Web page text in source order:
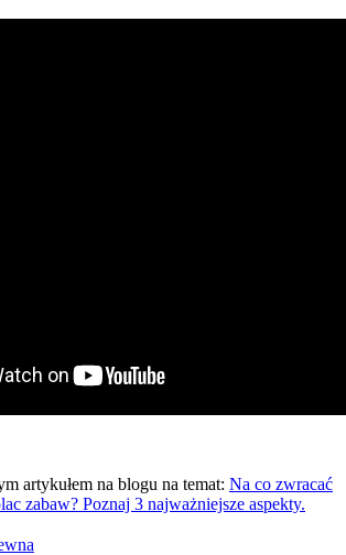
artykułem na blogu na temat: Na co zwracać
zabaw? Poznaj 3 najważniejsze aspekty.